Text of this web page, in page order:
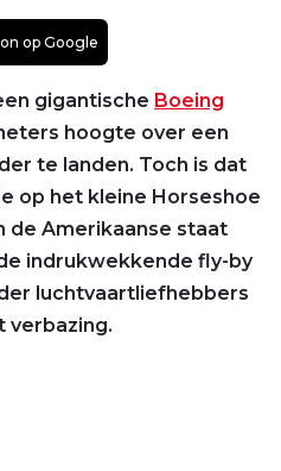
op Google
gigantische Boeing
hoogte over een
te landen. Toch is dat
op het kleine Horseshoe
de Amerikaanse staat
indrukwekkende fly-by
luchtvaartliefhebbers
verbazing.